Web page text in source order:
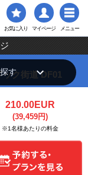
お気に入り マイページ メニュー
ク街道 DF01
210.00EUR
(39,459円)
※1名様あたりの料金
を探すkeyboard_arrow_down